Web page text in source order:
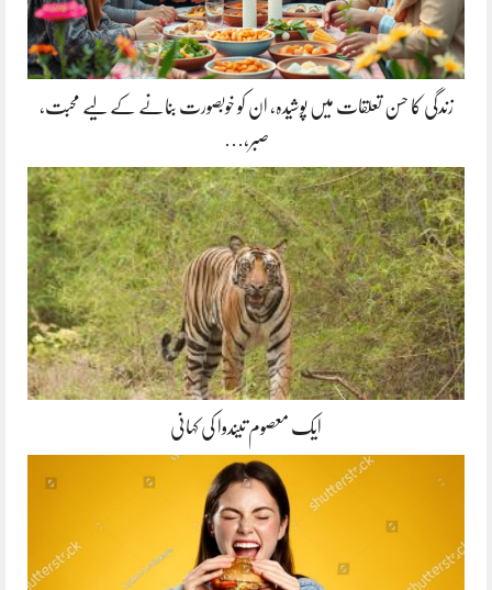
زندگی کا حسن تعلقات میں پوشیدہ, ان کو خوبصورت بنانے کے لیے محبت،
صبر،…
ایک معصوم تیندوا کی کہانی